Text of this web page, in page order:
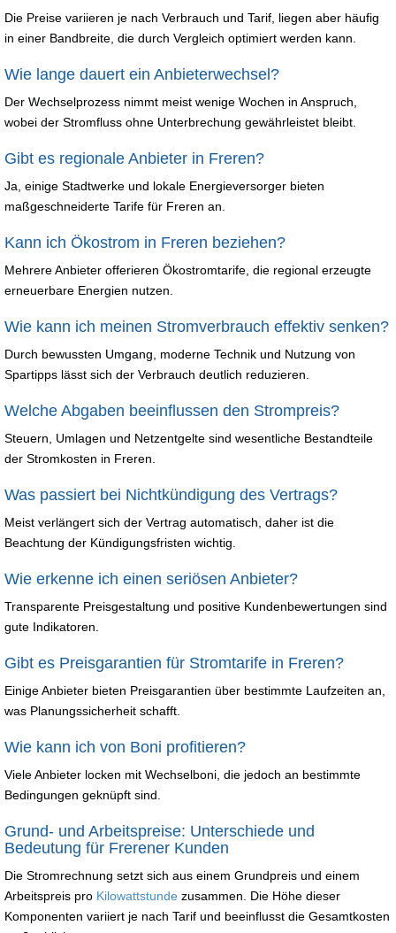
Die Preise variieren je nach Verbrauch und Tarif, liegen aber häufig
in einer Bandbreite, die durch Vergleich optimiert werden kann.
Wie lange dauert ein Anbieterwechsel?
Der Wechselprozess nimmt meist wenige Wochen in Anspruch,
wobei der Stromfluss ohne Unterbrechung gewährleistet bleibt.
Gibt es regionale Anbieter in Freren?
Ja, einige Stadtwerke und lokale Energieversorger bieten
maßgeschneiderte Tarife für Freren an.
Kann ich Ökostrom in Freren beziehen?
Mehrere Anbieter offerieren Ökostromtarife, die regional erzeugte
erneuerbare Energien nutzen.
Wie kann ich meinen Stromverbrauch effektiv senken?
Durch bewussten Umgang, moderne Technik und Nutzung von
Spartipps lässt sich der Verbrauch deutlich reduzieren.
Welche Abgaben beeinflussen den Strompreis?
Steuern, Umlagen und Netzentgelte sind wesentliche Bestandteile
der Stromkosten in Freren.
Was passiert bei Nichtkündigung des Vertrags?
Meist verlängert sich der Vertrag automatisch, daher ist die
Beachtung der Kündigungsfristen wichtig.
Wie erkenne ich einen seriösen Anbieter?
Transparente Preisgestaltung und positive Kundenbewertungen sind
gute Indikatoren.
Gibt es Preisgarantien für Stromtarife in Freren?
Einige Anbieter bieten Preisgarantien über bestimmte Laufzeiten an,
was Planungssicherheit schafft.
Wie kann ich von Boni profitieren?
Viele Anbieter locken mit Wechselboni, die jedoch an bestimmte
Bedingungen geknüpft sind.
Grund- und Arbeitspreise: Unterschiede und
Bedeutung für Frerener Kunden
Die Stromrechnung setzt sich aus einem Grundpreis und einem
Arbeitspreis pro Kilowattstunde zusammen. Die Höhe dieser
Komponenten variiert je nach Tarif und beeinflusst die Gesamtkosten